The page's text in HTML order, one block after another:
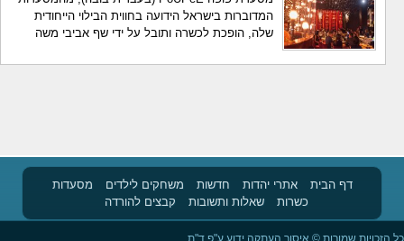
המדוברות בישראל הידועה בחווית הבילוי הייחודית
שלה, הופכת לכשרה ותובל על ידי שף אביבי משה
דף הבית אתרי יהדות חדשות משחקים לילדים
מסעדות
כשרות
שאלות ותשובות קבצים להורדה
כל הזכויות שמורות © איסור העתקה ידוע ע"פ ד"ת